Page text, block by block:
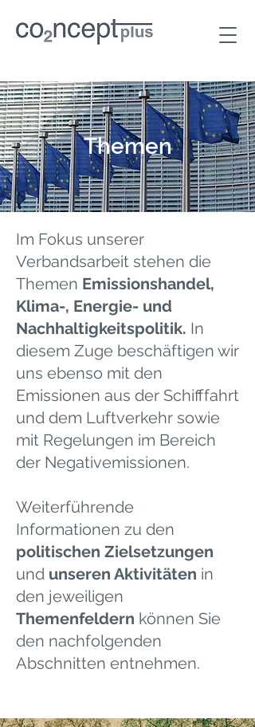
Themen
Im Fokus unserer
Verbandsarbeit stehen die
Themen Emissionshandel,
Klima-, Energie- und
Nachhaltigkeitspolitik. In
diesem Zuge beschäftigen wir
uns ebenso mit den
Emissionen aus der Schifffahrt
und dem Luftverkehr sowie
mit Regelungen im Bereich
der Negativemissionen.
Weiterführende
Informationen zu den
politischen Zielsetzungen
und unseren Aktivitäten in
den jeweiligen
Themenfeldern können Sie
den nachfolgenden
Abschnitten entnehmen.